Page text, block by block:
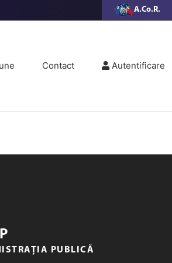
A.Co.R.
Contact Autentificare
PUBLICĂ